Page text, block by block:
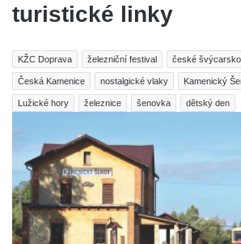
turistické linky
KŽC Doprava železniční festival české švýcarsko
Česká Kamenice nostalgické vlaky Kamenický
Lužické hory železnice šenovka dětský den